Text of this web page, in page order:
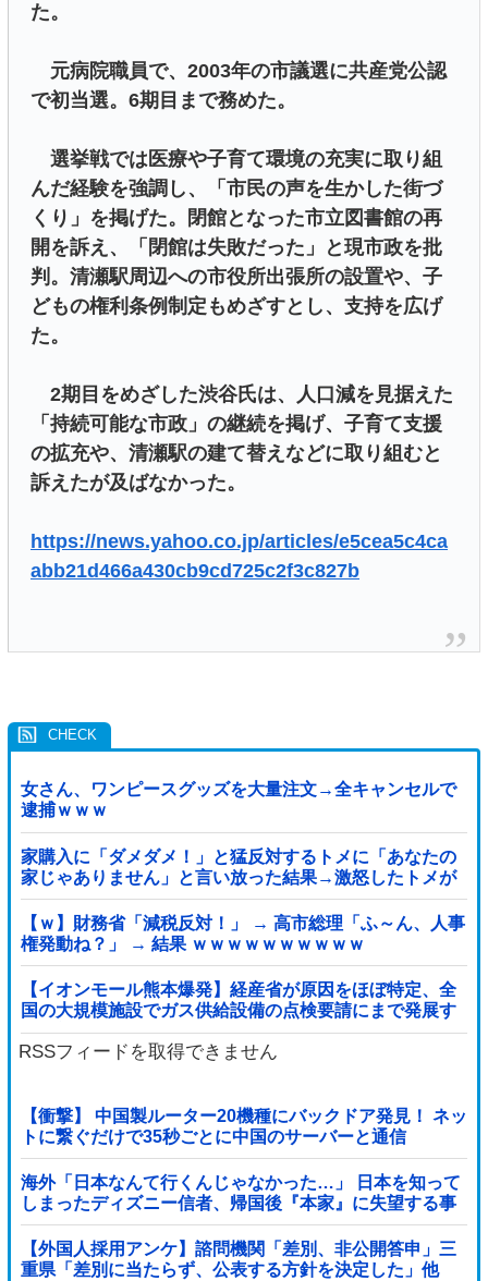
た。
元病院職員で、2003年の市議選に共産党公認
で初当選。6期目まで務めた。
選挙戦では医療や子育て環境の充実に取り組
んだ経験を強調し、「市民の声を生かした街づ
くり」を掲げた。閉館となった市立図書館の再
開を訴え、「閉館は失敗だった」と現市政を批
判。清瀬駅周辺への市役所出張所の設置や、子
どもの権利条例制定もめざすとし、支持を広げ
た。
2期目をめざした渋谷氏は、人口減を見据えた
「持続可能な市政」の継続を掲げ、子育て支援
の拡充や、清瀬駅の建て替えなどに取り組むと
訴えたが及ばなかった。
https://news.yahoo.co.jp/articles/e5cea5c4ca
abb21d466a430cb9cd725c2f3c827b
女さん、ワンピースグッズを大量注文→全キャンセルで
逮捕ｗｗｗ
家購入に「ダメダメ！」と猛反対するトメに「あなたの
家じゃありません」と言い放った結果→激怒したトメが
自ら〇〇を口にして最高の展開へｗｗｗｗｗｗ
【ｗ】財務省「減税反対！」 → 高市総理「ふ～ん、人事
権発動ね？」 → 結果 ｗｗｗｗｗｗｗｗｗｗ
【イオンモール熊本爆発】経産省が原因をほぼ特定、全
国の大規模施設でガス供給設備の点検要請にまで発展す
る事態に・・・【PICKUP】
RSSフィードを取得できません
【衝撃】 中国製ルーター20機種にバックドア発見！ ネッ
トに繋ぐだけで35秒ごとに中国のサーバーと通信
海外「日本なんて行くんじゃなかった…」 日本を知って
しまったディズニー信者、帰国後『本家』に失望する事
態に
【外国人採用アンケ】諮問機関「差別、非公開答申」三
重県「差別に当たらず、公表する方針を決定した」他